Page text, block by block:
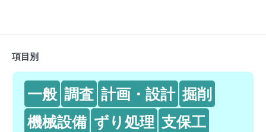
項目別
一般 調査 計画・設計 掘削
機械設備 ずり処理 支保工